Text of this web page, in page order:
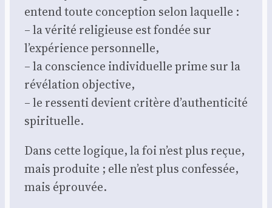
entend toute concep­tion selon laquelle :
– la véri­té reli­gieuse est fon­dée sur
l’expérience per­son­nelle,
– la conscience indi­vi­duelle prime sur la
révé­la­tion objec­tive,
– le res­sen­ti devient cri­tère d’authenticité
spi­ri­tuelle.
Dans cette logique, la foi n’est plus reçue,
mais pro­duite ; elle n’est plus confes­sée,
mais éprou­vée.